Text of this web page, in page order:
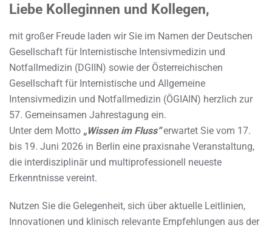
Liebe Kolleginnen und Kollegen,
mit großer Freude laden wir Sie im Namen der Deutschen
Gesellschaft für Internistische Intensivmedizin und
Notfallmedizin (DGIIN) sowie der Österreichischen
Gesellschaft für Internistische und Allgemeine
Intensivmedizin und Notfallmedizin (ÖGIAIN) herzlich zur
57. Gemeinsamen Jahrestagung ein.
Unter dem Motto „Wissen im Fluss“erwartet Sie vom 17.
bis 19. Juni 2026 in Berlin eine praxisnahe Veranstaltung,
die interdisziplinär und multiprofessionell neueste
Erkenntnisse vereint.
Nutzen Sie die Gelegenheit, sich über aktuelle Leitlinien,
Innovationen und klinisch relevante Empfehlungen aus der